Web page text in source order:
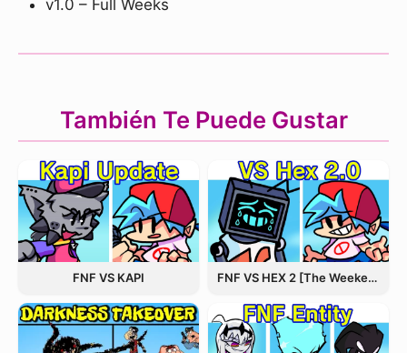
v1.0 – Full Weeks
También Te Puede Gustar
FNF VS KAPI FNF VS HEX 2 [The Weekend Update]